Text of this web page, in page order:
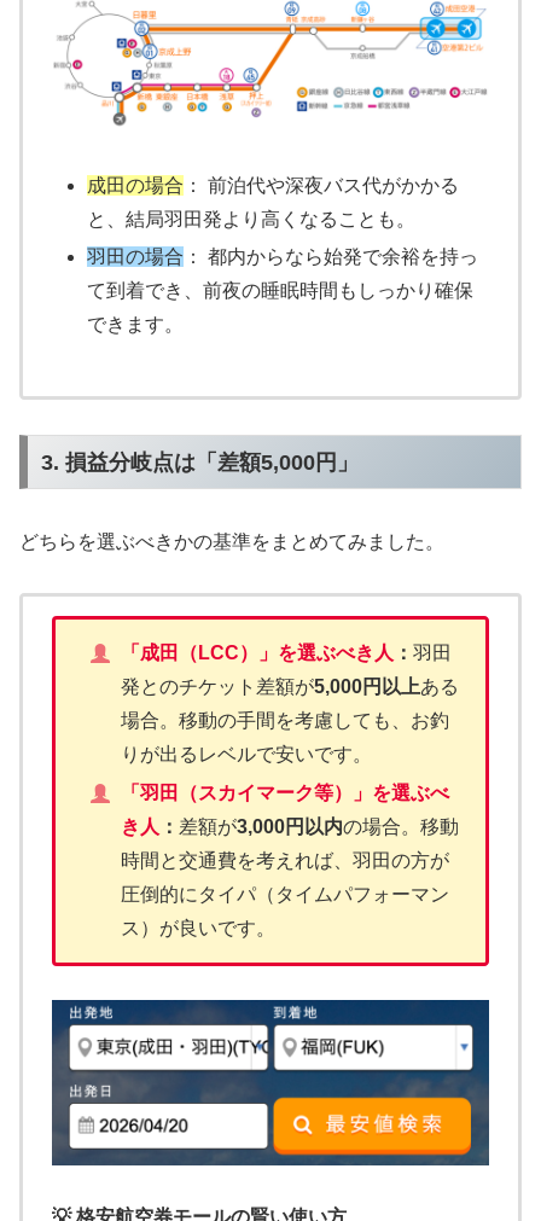
成田の場合 ： 前泊代や深夜バス代がかかる
と、結局羽田発より高くなることも。
羽田の場合 ： 都内からなら始発で余裕を持っ
て到着でき、前夜の睡眠時間もしっかり確保
できます。
3. 損益分岐点は「差額5,000円」
どちらを選ぶべきかの基準をまとめてみました。
「成田（LCC）」を選ぶべき人 ：羽田
発とのチケット差額が5,000円以上ある
場合。移動の手間を考慮しても、お釣
りが出るレベルで安いです。
「羽田（スカイマーク等）」を選ぶべ
き人 ： 差額が3,000円以内の場合。移動
時間と交通費を考えれば、羽田の方が
圧倒的にタイパ（タイムパフォーマン
ス）が良いです。
💡 格安航空券モールの賢い使い方